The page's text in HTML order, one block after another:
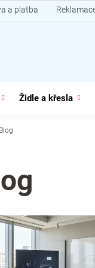
a platba
Židle a křesla
Blog